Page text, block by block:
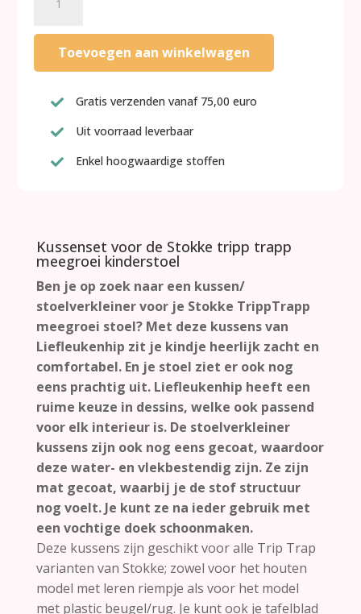
leopard
stoelverkleiner
stokke
trapp
kinderstoel
Toevoegen aan winkelwagen
 Gratis verzenden vanaf 75,00 euro
 Uit voorraad leverbaar
 Enkel hoogwaardige stoffen
Kussenset voor de Stokke tripp trapp
meegroei kinderstoel
Ben je op zoek naar een kussen/
stoelverkleiner voor je Stokke TrippTrapp
meegroei stoel? Met deze kussens van
Liefleukenhip zit je kindje heerlijk zacht en
comfortabel. En je stoel ziet er ook nog
eens prachtig uit. Liefleukenhip heeft een
ruime keuze in dessins, welke ook passend
voor elk interieur is. De stoelverkleiner
kussens zijn ook nog eens gecoat, waardoor
deze water- en vlekbestendig zijn. Ze zijn
mat gecoat, waarbij je de stof structuur
nog voelt. Je kunt ze na ieder gebruik met
een vochtige doek schoonmaken.
Deze kussens zijn geschikt voor alle Trip Trap
varianten van Stokke; zowel voor het houten
model met leren riempje als voor het model
met plastic beugel/rug. Je kunt ook je tafelblad